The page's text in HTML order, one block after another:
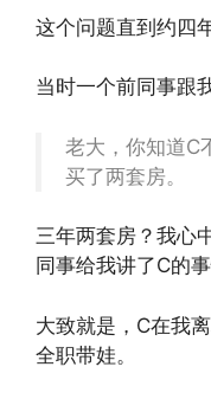
这个问题直到约四
当时一个前同事跟
老大，你知道C
买了两套房。
三年两套房？我心
同事给我讲了C的事
大致就是，C在我
全职带娃。